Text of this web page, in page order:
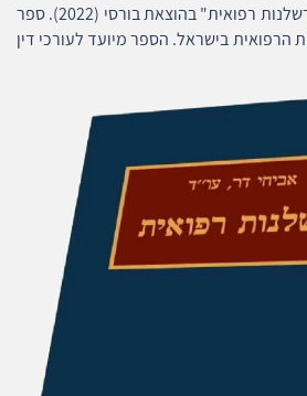
ספרו של עו"ד אביחי דר "רשלנות רפואית" בהוצאת בורסי (2022). ספר
הרפואית בישראל. הספר מיועד לעורכי דין